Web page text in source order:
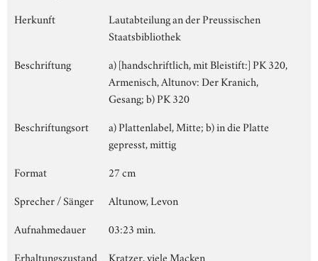
Herkunft
Lautabteilung an der Preussischen
Staatsbibliothek
Beschriftung
a) [handschriftlich, mit Bleistift:] PK 320,
Armenisch, Altunov: Der Kranich,
Gesang; b) PK 320
Beschriftungsort
a) Plattenlabel, Mitte; b) in die Platte
gepresst, mittig
Format
27 cm
Sprecher / Sänger
Altunow, Levon
Aufnahmedauer
03:23 min.
Erhaltungszustand
Kratzer, viele Macken